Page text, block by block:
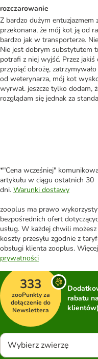
rozczarowanie
Z bardzo dużym entuzjazmem
przekonana, że mój kot ją od
bardzo jak w transporterze.
Nie jest dobrym substytutem
potrafi z niej wyjść. Przez jakiś
przypiąć obrożę,
od weterynarza, mój kot
wyrwał. jeszcze tylko dodam,
rozglądam się jednak za
*"Cena wcześniej"
artykułu w ciągu ostatnich 30
dni. Warunki dostawy
zooplus ma prawo
bezpośrednich ofert
usług. W każdej chwili
koszty przesyłu zgodnie z
obsługi klienta zooplus.
prywatności
333
zooPunkty za
dołączenie do
Newslettera
rabatu
klientów)
Wybierz zwierzę